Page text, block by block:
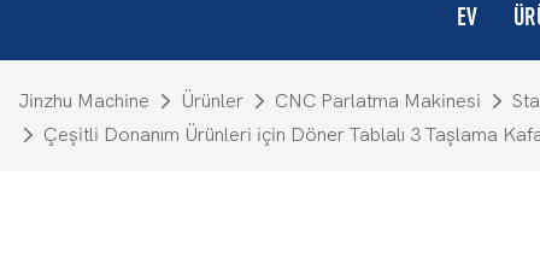
EV
Jinzhu Machine Ürünler CNC Parlatma Makinesi
Çeşitli Donanım Ürünleri için Döner Tablalı 3 Taşlama